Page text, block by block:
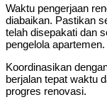
Waktu pengerjaan
diabaikan. Pastikan
telah disepakati dan
pengelola apartemen.
Koordinasikan
berjalan tepat waktu
progres renovasi.